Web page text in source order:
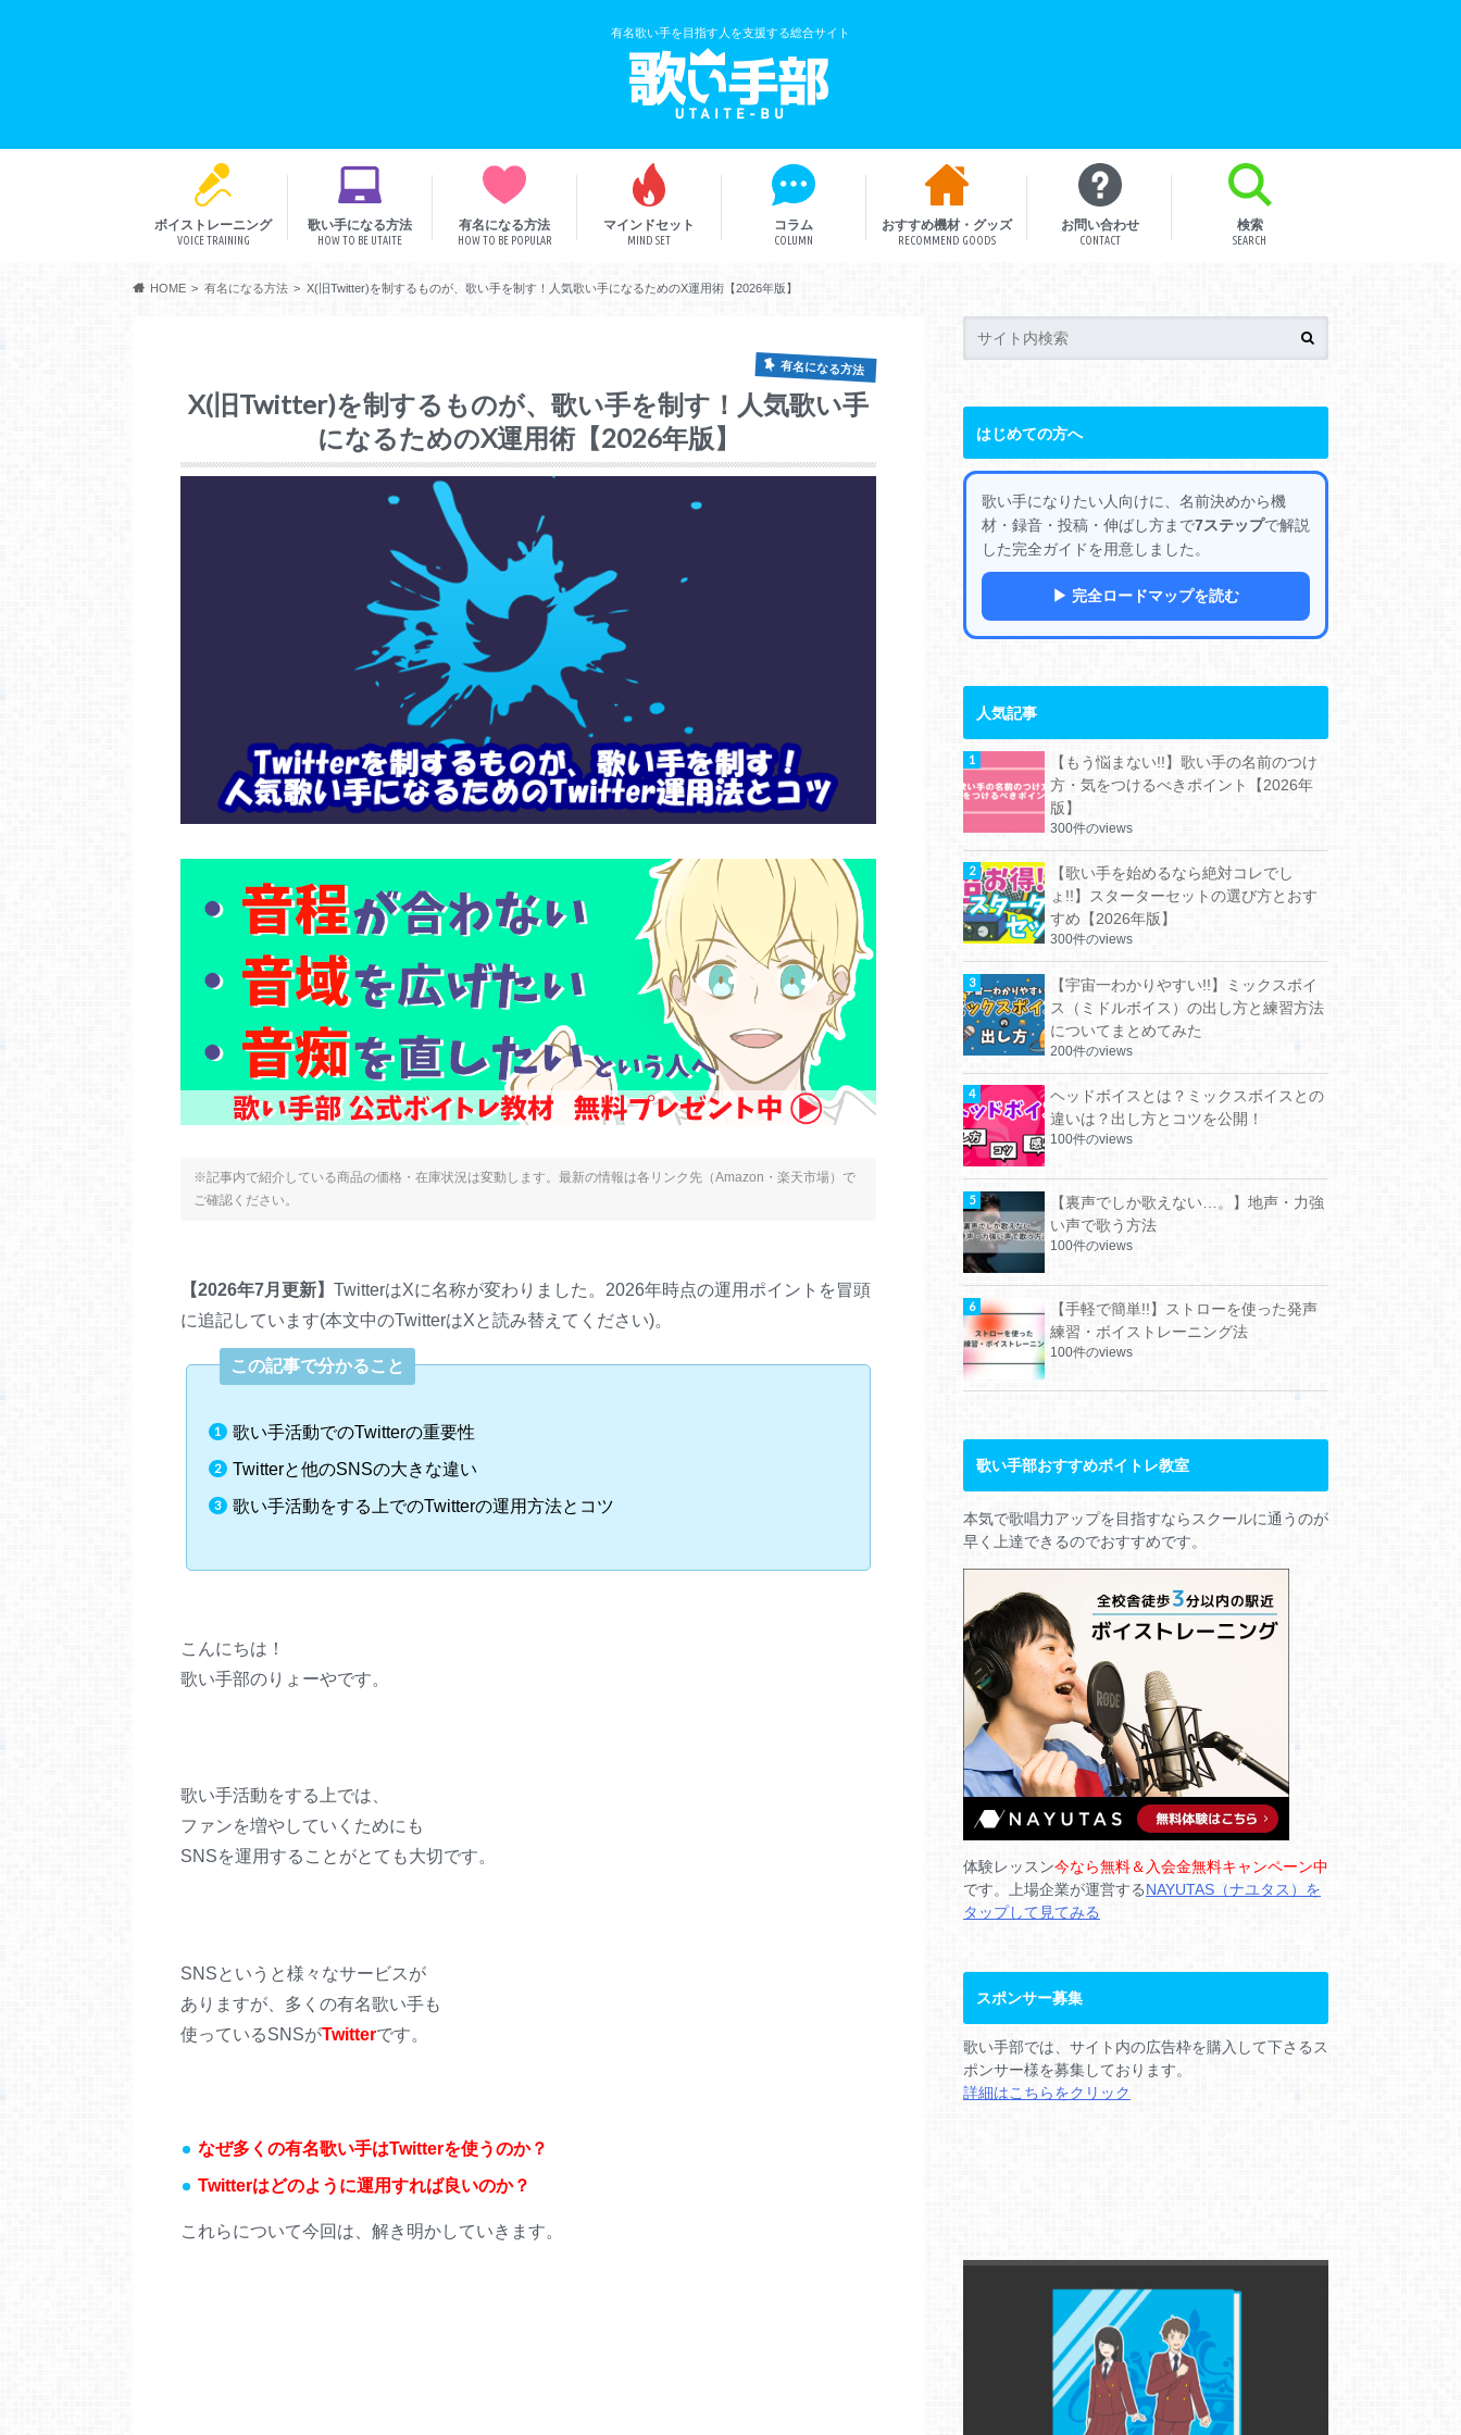
有名歌い手を目指す人を支援する総合サイト
ボイストレーニング
VOICE TRAINING
歌い手になる方法
HOW TO BE UTAITE
有名になる方法
HOW TO BE POPULAR
マインドセット
MIND SET
コラム
COLUMN
おすすめ機材・グッズ
RECOMMEND GOODS
お問い合わせ
CONTACT
検索
SEARCH
HOME 有名になる方法 X(旧Twitter)を制するものが、歌い手を制す！人気歌い手になるためのX運用術【2026年版】
有名になる方法
X(旧Twitter)を制するものが、歌い手を制す！人気歌い手
になるためのX運用術【2026年版】
※記事内で紹介している商品の価格・在庫状況は変動します。最新の情報は各リンク先（Amazon・楽天市場）で
ご確認ください。
【2026年7月更新】 TwitterはXに名称が変わりました。2026年時点の運用ポイントを冒頭
に追記しています(本文中のTwitterはXと読み替えてください)。
この記事で分かること
歌い手活動でのTwitterの重要性
Twitterと他のSNSの大きな違い
歌い手活動をする上でのTwitterの運用方法とコツ
こんにちは！
歌い手部のりょーやです。
歌い手活動をする上では、
ファンを増やしていくためにも
SNSを運用することがとても大切です。
SNSというと様々なサービスが
ありますが、多くの有名歌い手も
使っているSNSがTwitterです。
なぜ多くの有名歌い手はTwitterを使うのか？
Twitterはどのように運用すれば良いのか？
これらについて今回は、解き明かしていきます。
はじめての方へ
歌い手になりたい人向けに、名前決めから機
材・録音・投稿・伸ばし方まで7ステップで解説
した完全ガイドを用意しました。
▶ 完全ロードマップを読む
人気記事
【もう悩まない!!】歌い手の名前のつけ
方・気をつけるべきポイント【2026年
版】
300件のviews
【歌い手を始めるなら絶対コレでし
ょ!!】スターターセットの選び方とおす
すめ【2026年版】
300件のviews
【宇宙一わかりやすい!!】ミックスボイ
ス（ミドルボイス）の出し方と練習方法
についてまとめてみた
200件のviews
ヘッドボイスとは？ミックスボイスとの
違いは？出し方とコツを公開！
100件のviews
【裏声でしか歌えない…。】地声・力強
い声で歌う方法
100件のviews
【手軽で簡単!!】ストローを使った発声
練習・ボイストレーニング法
100件のviews
歌い手部おすすめボイトレ教室
本気で歌唱力アップを目指すならスクールに通うのが
早く上達できるのでおすすめです。
体験レッスン今なら無料＆入会金無料キャンペーン中
です。上場企業が運営するNAYUTAS（ナユタス）を
タップして見てみる
スポンサー募集
歌い手部では、サイト内の広告枠を購入して下さるス
ポンサー様を募集しております。
詳細はこちらをクリック